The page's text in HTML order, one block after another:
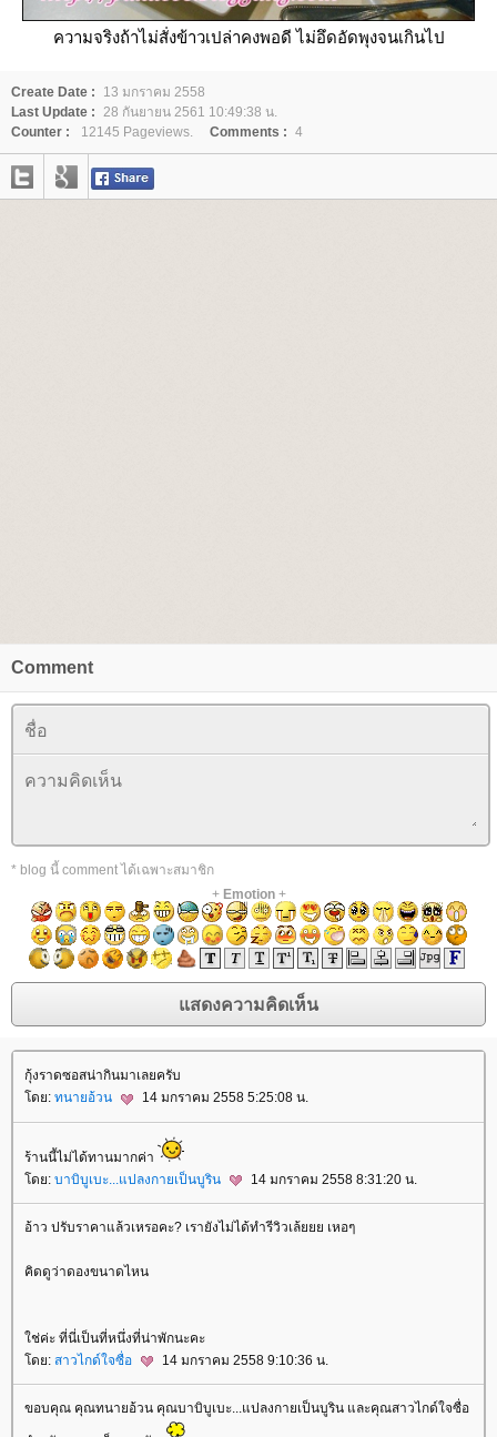
ความจริงถ้าไม่สั่งข้าวเปล่าคงพอดี ไม่อึดอัดพุงจนเกินไป
Create Date :
13 มกราคม 2558
Last Update : 28 กันยายน 2561 10:49:38 น.
Counter :
12145 Pageviews. Comments : 4
Comment
* blog นี้ comment ได้เฉพาะสมาชิก
+ Emotion+
กุ้งราดซอสน่ากินมาเลยครับ
ดย: ทนายอ้วน 14 มกราคม 2558 5:25:08 น.
ร้านนี้ไม่ได้ทานมากค่า
ดย: บาบิบูเบะ...แปลงกายเป็นบูริน 14 มกราคม 2558 8:31:20 น.
อ้าว ปรับราคาแล้วเหรอคะ? เรายังไม่ได้ทำรีวิวเล้ยยย เหอๆ
คิดดูว่าดองขนาดไหน
ช่ค่ะ ที่นี่เป็นที่หนึ่งที่น่าพักนะคะ
ดย: สาวไกด์ใจซื่อ 14 มกราคม 2558 9:10:36 น.
ขอบคุณ คุณทนายอ้วน คุณบาบิบูเบะ...แปลงกายเป็นบูริน และคุณสาวไกด์ใจซื่อ